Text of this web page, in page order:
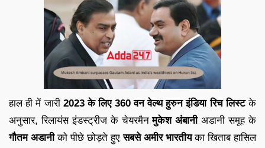
हाल ही में जारी 2023 के लिए 360 वन वेल्थ हुरुन इंडिया रिच लिस्टके
अनुसार, रिलायंस इंडस्ट्रीज के चेयरमैनमुकेश अंबानीअडानी समूह के
गौतम अडानीको पीछे छोड़ते हुएसबसे अमीर भारतीयका खिताब हासिल